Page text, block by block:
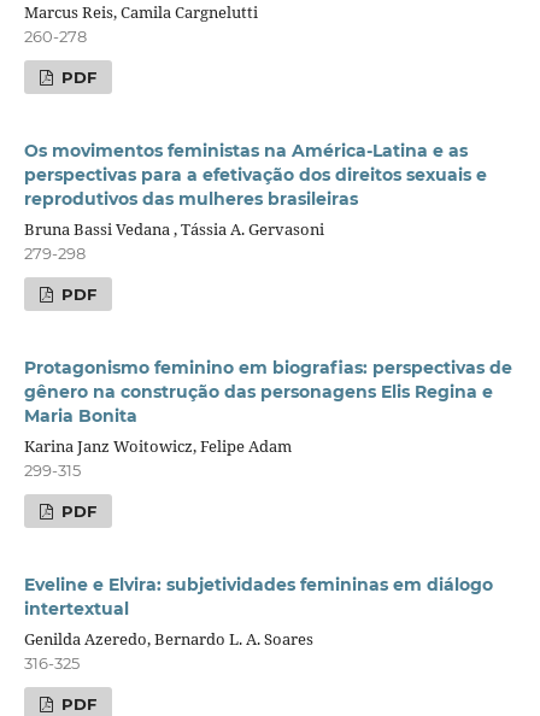
Marcus Reis, Camila Cargnelutti
260-278
PDF
Os movimentos feministas na América-Latina e as
perspectivas para a efetivação dos direitos sexuais e
reprodutivos das mulheres brasileiras
Bruna Bassi Vedana , Tássia A. Gervasoni
279-298
PDF
Protagonismo feminino em biografias: perspectivas de
gênero na construção das personagens Elis Regina e
Maria Bonita
Karina Janz Woitowicz, Felipe Adam
299-315
PDF
Eveline e Elvira: subjetividades femininas em diálogo
intertextual
Genilda Azeredo, Bernardo L. A. Soares
316-325
PDF